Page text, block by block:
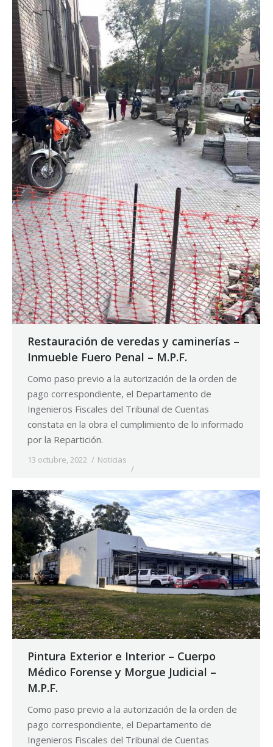
Restauración de veredas y caminerías –
Inmueble Fuero Penal – M.P.F.
Como paso previo a la autorización de la orden de
pago correspondiente, el Departamento de
Ingenieros Fiscales del Tribunal de Cuentas
constata en la obra el cumplimiento de lo informado
por la Repartición.
13 octubre, 2022 Noticias
Pintura Exterior e Interior – Cuerpo
Médico Forense y Morgue Judicial –
M.P.F.
Como paso previo a la autorización de la orden de
pago correspondiente, el Departamento de
Ingenieros Fiscales del Tribunal de Cuentas